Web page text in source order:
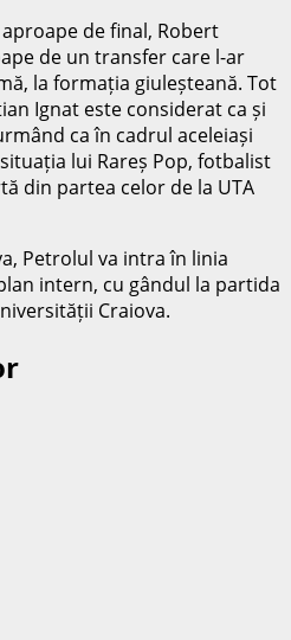
de final, Robert
de un transfer care l-ar
la formația giuleșteană. Tot
Ignat este considerat ca și
ca în cadrul aceleiași
lui Rareș Pop, fotbalist
din partea celor de la UTA
Petrolul va intra în linia
intern, cu gândul la partida
Craiova.